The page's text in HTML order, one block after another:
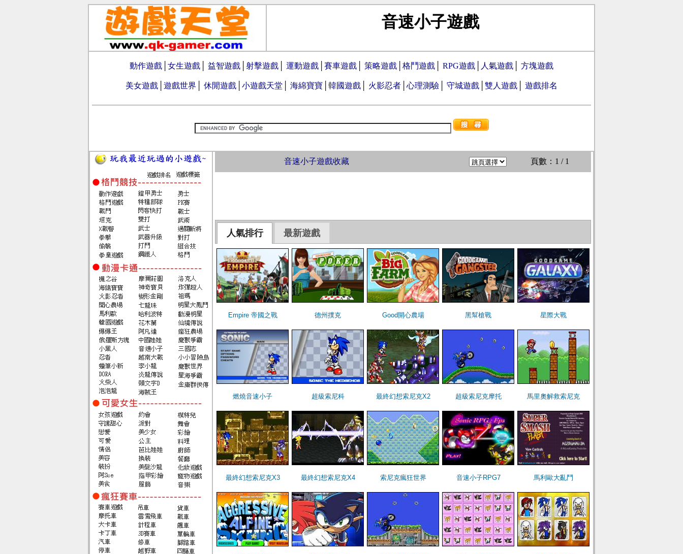
音速小子遊戲
動作遊戲 女生遊戲 益智遊戲 射擊遊戲 運動遊戲 賽車遊戲 策略遊戲 格鬥遊戲 RPG遊戲 人氣遊戲 方塊遊戲
美女遊戲 遊戲世界 休閒遊戲 小遊戲天堂 海綿寶寶 韓國遊戲 火影忍者 心理測驗 守城遊戲 雙人遊戲 遊戲排名
音速小子遊戲收藏 頁數：1 / 1
人氣排行 最新遊戲
Empire 帝國之戰 德州撲克 Good開心農場 黑幫槍戰 星際大戰
燃燒音速小子 超級索尼科 最終幻想索尼克X2 超級索尼克摩托 馬里奧解救索尼克
最終幻想索尼克X3 最終幻想索尼克X4 索尼克瘋狂世界 音速小子RPG7 馬利歐大亂鬥